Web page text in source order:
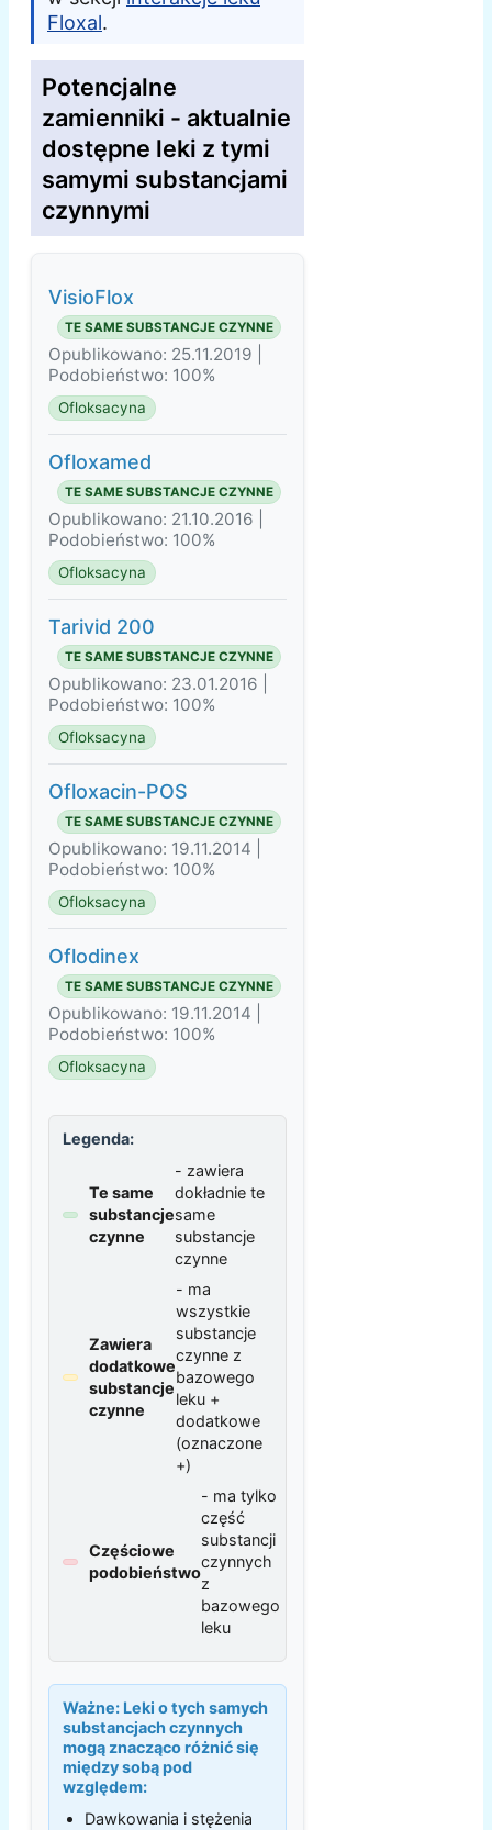
Floxal.
Potencjalne
zamienniki - aktualnie
dostępne leki z tymi
samymi substancjami
czynnymi
VisioFlox
TE SAME SUBSTANCJE CZYNNE
Opublikowano: 25.11.2019 |
Podobieństwo: 100%
Ofloksacyna
Ofloxamed
TE SAME SUBSTANCJE CZYNNE
Opublikowano: 21.10.2016 |
Podobieństwo: 100%
Ofloksacyna
Tarivid 200
TE SAME SUBSTANCJE CZYNNE
Opublikowano: 23.01.2016 |
Podobieństwo: 100%
Ofloksacyna
Ofloxacin-POS
TE SAME SUBSTANCJE CZYNNE
Opublikowano: 19.11.2014 |
Podobieństwo: 100%
Ofloksacyna
Oflodinex
TE SAME SUBSTANCJE CZYNNE
Opublikowano: 19.11.2014 |
Podobieństwo: 100%
Ofloksacyna
Legenda:
Te same
substancje
czynne
- zawiera
dokładnie te
same
substancje
czynne
Zawiera
dodatkowe
substancje
czynne
- ma
wszystkie
substancje
czynne z
bazowego
leku +
dodatkowe
(oznaczone
+)
Częściowe
podobieństwo
- ma tylko
część
substancji
czynnych
z
bazowego
leku
Ważne: Leki o tych samych
substancjach czynnych
mogą znacząco różnić się
między sobą pod
względem:
Dawkowania i stężenia